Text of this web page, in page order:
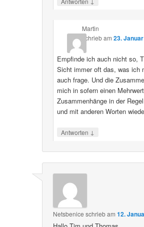
Martin
schriebam 23.
Empfinde ich auch nicht so,
Sicht immer oft das, was ich
auch frage. Und die
mich in sofern einen
Zusammenhänge in der
und mit anderen Worten
Antworten ↓
Netsbenice schriebam12.